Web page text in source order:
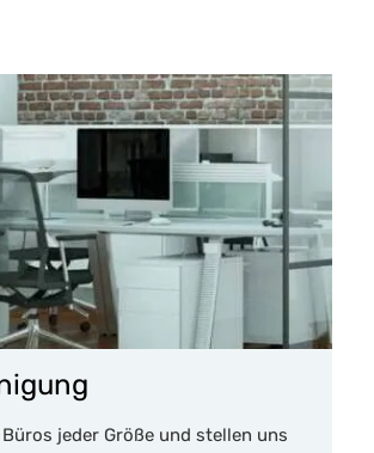
jeder Größe und stellen uns